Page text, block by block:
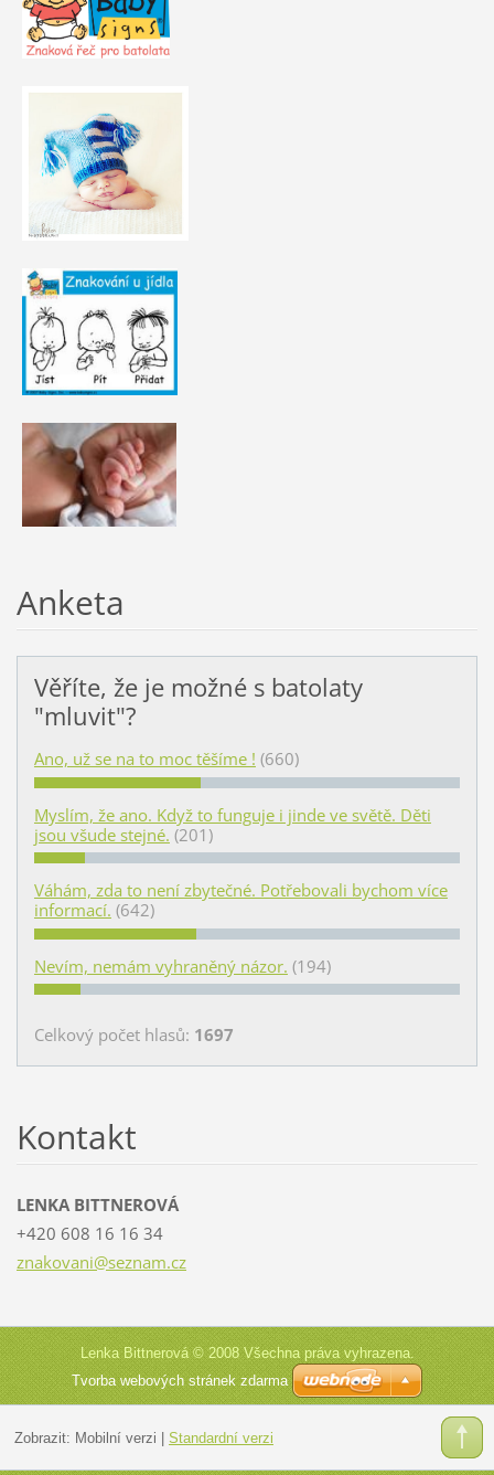
Anketa
Věříte, že je možné s batolaty
"mluvit"?
Ano, už se na to moc těšíme ! (660)
Myslím, že ano. Když to funguje i jinde ve světě. Děti
jsou všude stejné. (201)
Váhám, zda to není zbytečné. Potřebovali bychom více
informací. (642)
Nevím, nemám vyhraněný názor. (194)
Celkový počet hlasů: 1697
Kontakt
LENKA BITTNEROVÁ
+420 608 16 16 34
znakovani@seznam.cz
Lenka Bittnerová © 2008 Všechna práva vyhrazena.
Tvorba webových stránek zdarma
Zobrazit: Mobilní verzi Standardní verzi